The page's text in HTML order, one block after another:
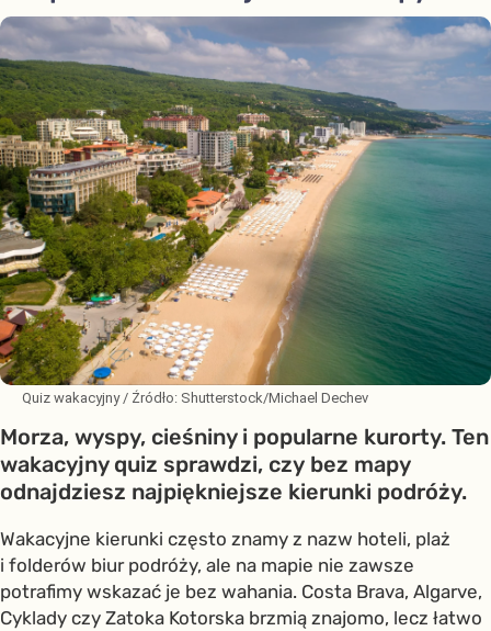
Quiz wakacyjny/ Źródło: Shutterstock/Michael Dechev
Morza, wyspy, cieśniny i popularne kurorty. Ten
wakacyjny quiz sprawdzi, czy bez mapy
odnajdziesz najpiękniejsze kierunki podróży.
Wakacyjne kierunki często znamy z nazw hoteli, plaż
i folderów biur podróży, ale na mapie nie zawsze
potrafimy wskazać je bez wahania. Costa Brava, Algarve,
Cyklady czy Zatoka Kotorska brzmią znajomo, lecz łatwo